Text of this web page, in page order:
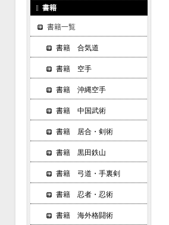
書籍
書籍一覧
書籍 合気道
書籍 空手
書籍 沖縄空手
書籍 中国武術
書籍 居合・剣術
書籍 黒田鉄山
書籍 弓道・手裏剣
書籍 忍者・忍術
書籍 海外格闘術